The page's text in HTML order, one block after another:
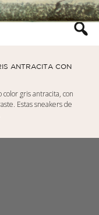
ANTRACITA CON
gris antracita, con
Estas sneakers de